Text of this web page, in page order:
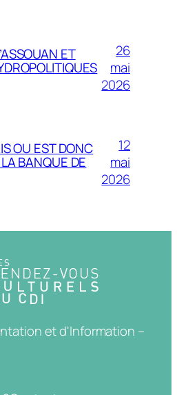
ET
26
mai
2026
OU EST DONC
LA BANQUE DE
12
mai
2026
et d'Information –